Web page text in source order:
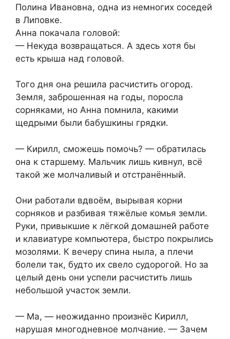
Полина Ивановна, одна из немногих соседей
в Липовке.
Анна покачала головой:
— Некуда возвращаться. А здесь хотя бы
есть крыша над головой.
Того дня она решила расчистить огород.
Земля, заброшенная на годы, поросла
сорняками, но Анна помнила, какими
щедрыми были бабушкины грядки.
— Кирилл, сможешь помочь? — обратилась
она к старшему. Мальчик лишь кивнул, всё
такой же молчаливый и отстранённый.
Они работали вдвоём, вырывая корни
сорняков и разбивая тяжёлые комья земли.
Руки, привыкшие к лёгкой домашней работе
и клавиатуре компьютера, быстро покрылись
мозолями. К вечеру спина ныла, а плечи
болели так, будто их свело судорогой. Но за
целый день они успели расчистить лишь
небольшой участок земли.
— Ма, — неожиданно произнёс Кирилл,
нарушая многодневное молчание. — Зачем